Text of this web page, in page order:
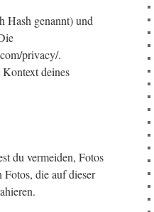
Hash genannt) und
privacy/.
deines
du vermeiden, Fotos
die auf dieser